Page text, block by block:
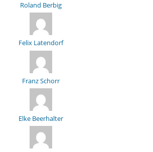
Roland Berbig
Felix Latendorf
Franz Schorr
Elke Beerhalter